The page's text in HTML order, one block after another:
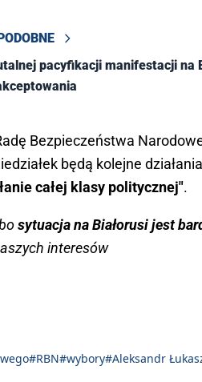
pacyfikacji manifestacji na
Bezpieczeństwa
będą kolejne
całej klasy politycznej".
sytuacja na Białorusi jest
interesów
#RBN#wybory#Aleksandr